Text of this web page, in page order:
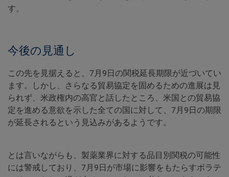
す。
今後の見通し
この先を見据えると、7月9日の関税延長期限が近づいてい
ます。しかし、さらなる貿易協定を固めるための進展は見
られず、米政権内の高官と話したところ、米国との貿易協
定を進める意欲を示した全ての国に対して、7月9日の期限
が延長されるという見込みがあるようです。
とは言いながらも、製薬業界に対する品目別関税の可能性
には警戒しており、7月9日が市場に影響をもたらすボラテ